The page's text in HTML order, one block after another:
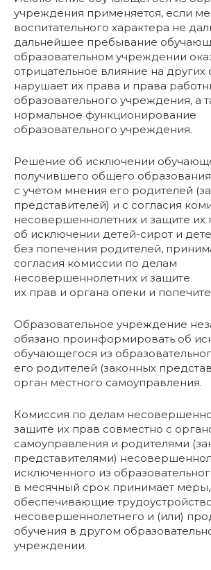
учреждения применяется, если
воспитательного характера не
дальнейшее пребывание
образовательном учреждении
отрицательное влияние на
нарушает их права и права
образовательного учреждения, а
нормальное функционирование
образовательного учреждения.
Решение об исключении
получившего общего
с учетом мнения его родителей
представителей) и с согласия
несовершеннолетних и защите
об исключении детей-сирот и
без попечения родителей,
согласия комиссии по делам
несовершеннолетних и защите
их прав и органа опеки и
Образовательное учреждение
обязано проинформировать об
обучающегося из
его родителей (законных
орган местного самоуправления.
Комиссия по делам
защите их прав совместно с
самоуправления и родителями
представителями)
исключенного из
в месячный срок принимает меры,
обеспечивающие
несовершеннолетнего и (или)
обучения в другом
учреждении.